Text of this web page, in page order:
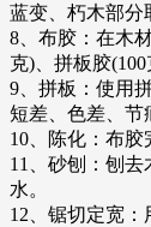
蓝变、朽木部分
8、布胶：在木
克)、拼板胶
9、拼板：使用
短差、色差、节
10、陈化：布胶
11、砂刨：刨
水。
12、锯切定宽：